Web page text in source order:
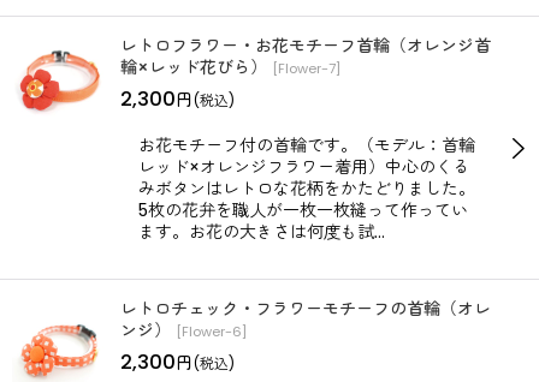
レトロフラワー・お花モチーフ首輪（オレンジ首
輪×レッド花びら）
[Flower-7]
2,300円(税込)
お花モチーフ付の首輪です。（モデル：首輪
レッド×オレンジフラワー着用）中心のくる
みボタンはレトロな花柄をかたどりました。
5枚の花弁を職人が一枚一枚縫って作ってい
ます。お花の大きさは何度も試…
レトロチェック・フラワーモチーフの首輪（オレ
ンジ）
[Flower-6]
2,300円(税込)